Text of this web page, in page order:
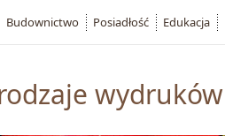
Budownictwo Posiadłość Edukacja